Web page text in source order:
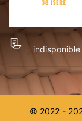
indisponible
© 2022 -